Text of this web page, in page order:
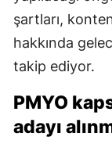
şartları,
hakkında
takip ediyor.
PMYO
adayı